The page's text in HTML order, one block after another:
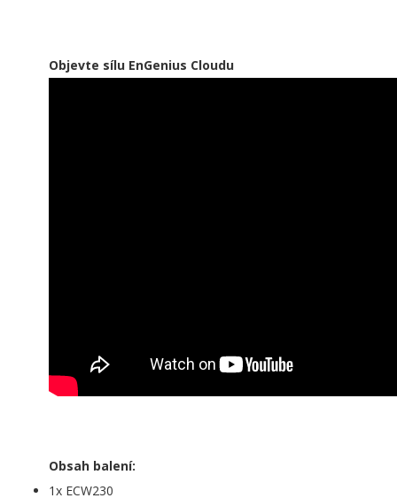
Objevte sílu EnGenius Cloudu
Obsah balení:
1x ECW230